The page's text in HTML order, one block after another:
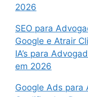
2026
SEO para
Google e Atrair
IA’s para
em 2026
Google Ads para